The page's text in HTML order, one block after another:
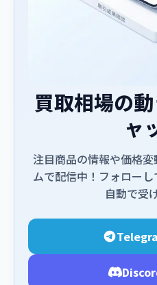
買取相場の
ャ
注目商品の情報や価格
ムで配信中！フォロー
自動で受